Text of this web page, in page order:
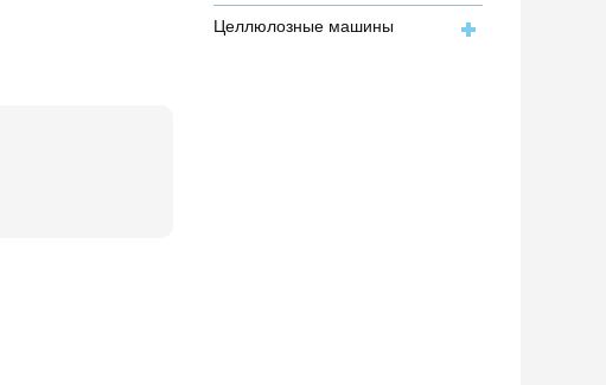
Целлюлозные машины